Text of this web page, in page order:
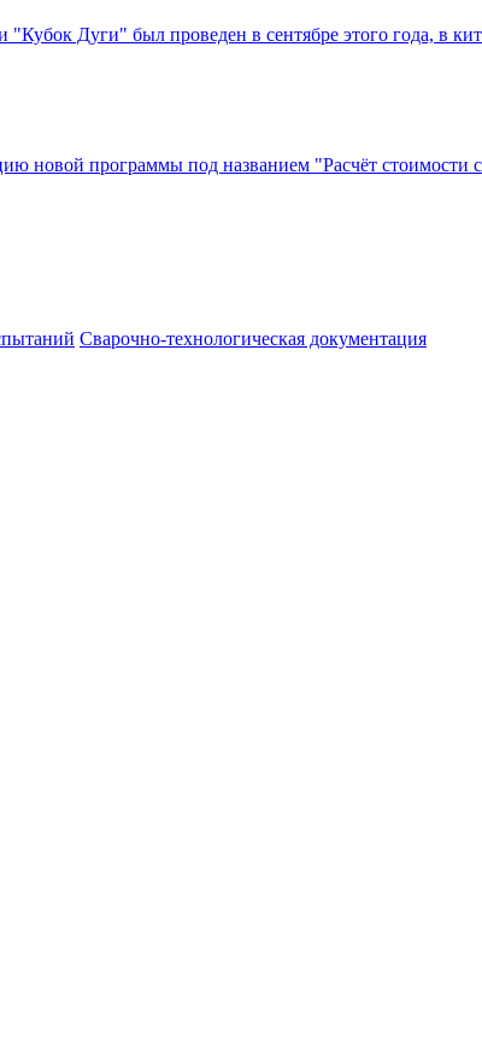
Дуги" был проведен в сентябре этого года, в
новой программы под названием "Расчёт стоимости
Сварочно-технологическая документация